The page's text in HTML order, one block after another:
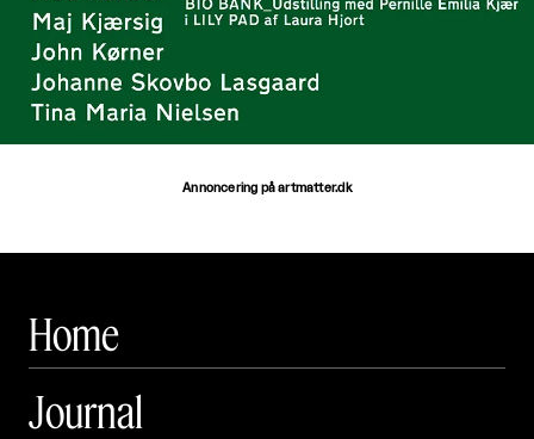
Annoncering på artmatter.dk
Home
Journal